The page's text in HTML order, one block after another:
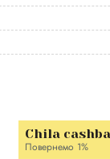
Chila
Повернемо 1%